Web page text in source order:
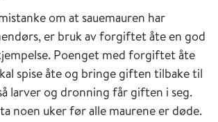
om at sauemauren har
er bruk av forgiftet åte en god
Poenget med forgiftet åte
spise åte og bringe giften tilbake til
larver og dronning får giften i seg.
noen uker før alle maurene er døde.